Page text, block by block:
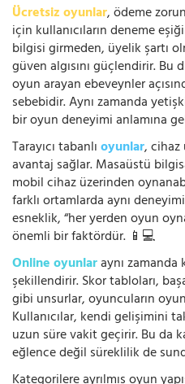
Ücretsiz oyunlar, ödeme
için kullanıcıların deneme
bilgisi girmeden, üyelik şartı
güven algısını güçlendirir.
oyun arayan ebeveynler
sebebidir. Aynı zamanda
bir oyun deneyimi anlamına
Tarayıcı tabanlıoyunlar, cihaz
avantaj sağlar. Masaüstü
mobil cihaz üzerinden
farklı ortamlarda aynı
esneklik, “her yerden oyun
önemli bir faktördür. 📱💻
Online oyunlaraynı zamanda
şekillendirir. Skor tabloları,
gibi unsurlar, oyuncuların
Kullanıcılar, kendi gelişimini
uzun süre vakit geçirir. Bu da
eğlence değil süreklilik de